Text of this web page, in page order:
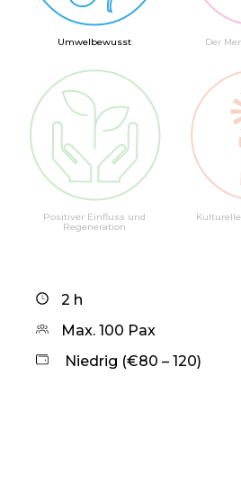
Umwelbewusst Der
Positiver Einfluss und
Regeneration
2 h
Max. 100 Pax
Niedrig (€80 – 120)